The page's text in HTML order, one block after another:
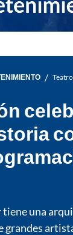
/
tiene una
grandes